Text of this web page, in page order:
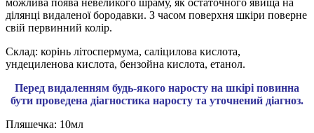
ділянці видаленої бородавки. З часом поверхня шкіри поверне
свій первинний колір.
Склад: корінь літоспермума, саліцилова кислота,
ундециленова кислота, бензойна кислота, етанол.
Перед видаленням будь-якого наросту на шкірі повинна
бути проведена діагностика наросту та уточнений діагноз.
Пляшечка: 10мл